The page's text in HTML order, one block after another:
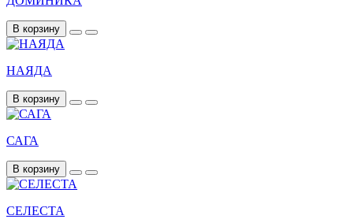
В корзину
НАЯДА
В корзину
САГА
В корзину
СЕЛЕСТА